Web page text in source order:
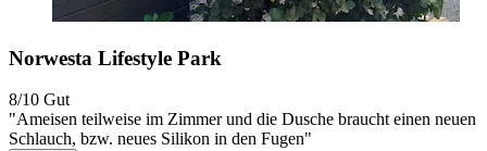
Norwesta Lifestyle Park
8/10 Gut
"Ameisen teilweise im Zimmer und die Dusche braucht einen neuen
Schlauch, bzw. neues Silikon in den Fugen"